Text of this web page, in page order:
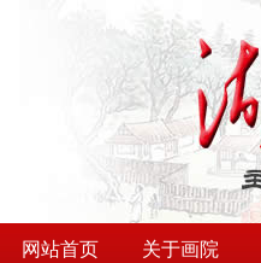
网站首页 关于画院